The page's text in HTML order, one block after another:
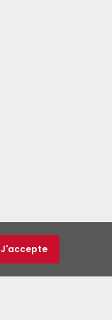
J'accepte